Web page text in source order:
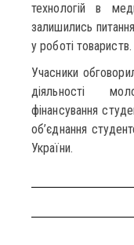
технологій в
залишились
у роботі товариств.
Учасники
діяльності
фінансування
об’єднання
України.